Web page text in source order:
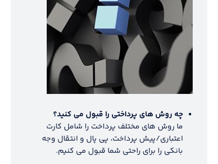
چه روش های پرداختی را قبول می کنید؟
ما روش های مختلف پرداخت را شامل کارت
اعتباری/پیش پرداخت، پی پال و انتقال وجه
بانکی را برای راحتی شما قبول می کنیم.